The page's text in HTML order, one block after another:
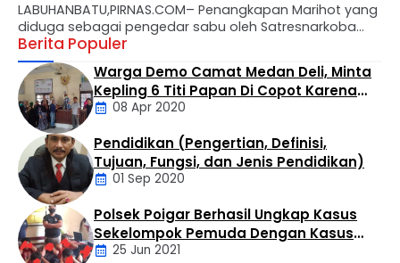
NARKOBA
LABUHANBATU,PIRNAS.COM– Penangkapan Marihot yang
diduga sebagai pengedar sabu oleh Satresnarkoba
Polres Labuhanbatu memicu gelombang keresahan
dan desakan dari masyarakat. Warga Kelurahan Negeri
Lama kini menuntut Polsek Bilah Hilir untuk segera
meringkus “Balga”, sosok yang santer disebut sebagai
suplayer sekaligus bandar besar yang mengendalikan
peredaran barang haram tersebut. Marihot diketahui
mengoperasikan bisnis haramnya di wilayah Titi …
Berita Populer
Daerah
Warga Demo Camat Medan Deli, Minta
Kepling 6 Titi Papan Di Copot Karena
Tak Perduli Sama Warganya
08 Apr 2020
Artikel
Pendidikan (Pengertian, Definisi,
Tujuan, Fungsi, dan Jenis Pendidikan)
01 Sep 2020
Polsek Poigar Berhasil Ungkap Kasus
Sekelompok Pemuda Dengan Kasus
Pencabulan
25 Jun 2021